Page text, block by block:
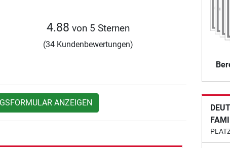
4.88 von 5 Sternen
(34 Kundenbewertungen)
ANZEIGEN